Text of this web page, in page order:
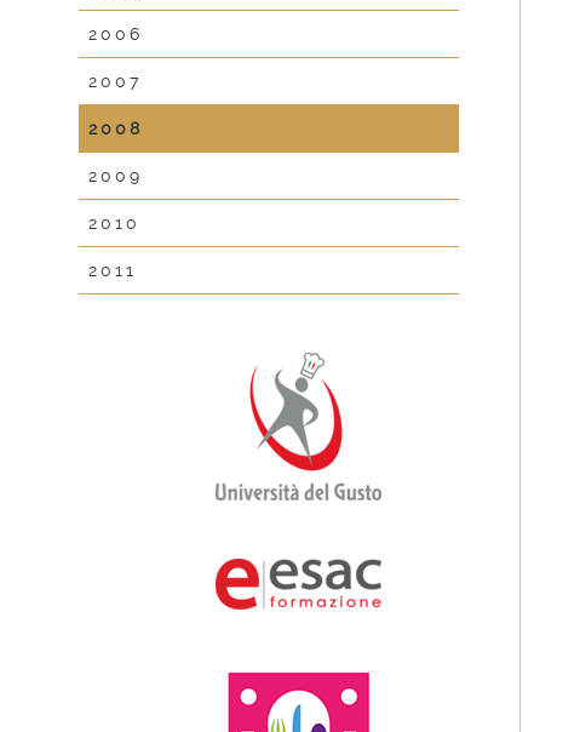
2006
2007
2008
2009
2010
2011